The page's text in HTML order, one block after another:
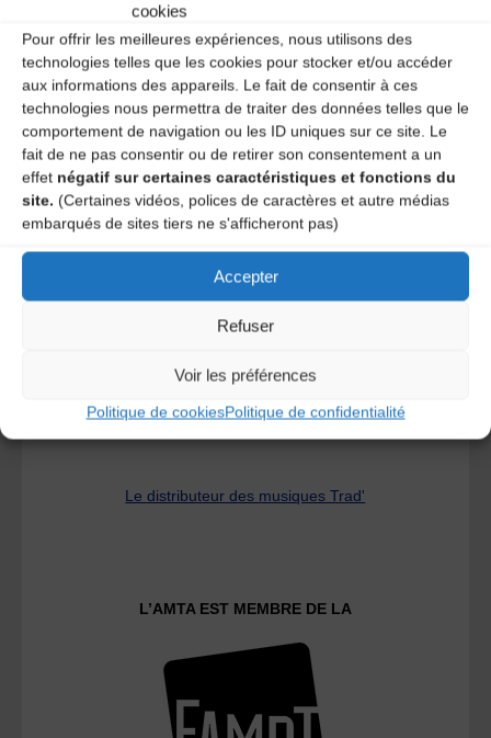
cookies
Pour offrir les meilleures expériences, nous utilisons des
technologies telles que les cookies pour stocker et/ou accéder
aux informations des appareils. Le fait de consentir à ces
technologies nous permettra de traiter des données telles que le
comportement de navigation ou les ID uniques sur ce site. Le
fait de ne pas consentir ou de retirer son consentement a un
effet négatif sur certaines caractéristiques et fonctions du
site. (Certaines vidéos, polices de caractères et autre médias
embarqués de sites tiers ne s'afficheront pas)
Accepter
Refuser
Voir les préférences
Politique de cookiesPolitique de confidentialité
Ce site utilise Akismet pour réduire les indésirables.En
savoir plus sur la façon dont les données de vos
commentaires sont traitées
A DECOUVRIR :
Le distributeur des musiques Trad'
L’AMTA EST MEMBRE DE LA